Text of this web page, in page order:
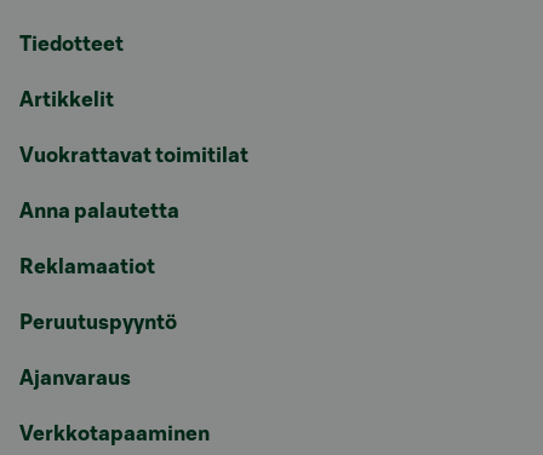
Tiedotteet
Artikkelit
Vuokrattavat toimitilat
Anna palautetta
Reklamaatiot
Peruutuspyyntö
Ajanvaraus
Verkkotapaaminen